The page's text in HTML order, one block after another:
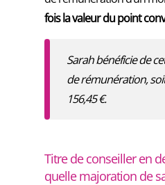
fois la valeur du point
Sarah bénéficie de
de rémunération,
156,45 €.
Titre de conseiller en
quelle majoration de